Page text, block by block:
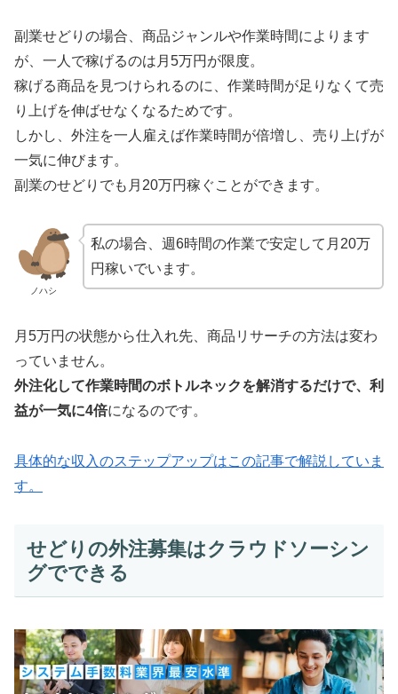
副業せどりの場合、商品ジャンルや作業時間によります
が、一人で稼げるのは月5万円が限度。
稼げる商品を見つけられるのに、作業時間が足りなくて売
り上げを伸ばせなくなるためです。
しかし、外注を一人雇えば作業時間が倍増し、売り上げが
一気に伸びます。
副業のせどりでも月20万円稼ぐことができます。
ノハシ
私の場合、週6時間の作業で安定して月20万
円稼いでいます。
月5万円の状態から仕入れ先、商品リサーチの方法は変わ
っていません。
外注化して作業時間のボトルネックを解消するだけで、利
益が一気に4倍になるのです。
具体的な収入のステップアップはこの記事で解説していま
す。
せどりの外注募集はクラウドソーシン
グでできる